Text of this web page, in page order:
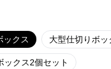
ックス 大型仕切りボッ
ックス2個セット